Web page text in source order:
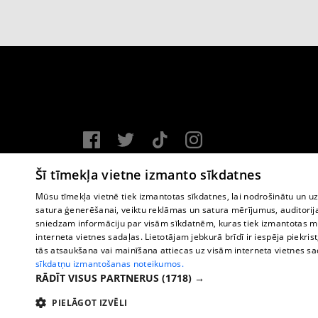
Vortal assistance service: e-mail -
Copyright © 2004-2026 SIA HELIO MEDIA.
All rights reserved.
Šī tīmekļa vietne izmanto sīkdatnes
Mūsu tīmekļa vietnē tiek izmantotas sīkdatnes, lai nodrošinātu un
satura ģenerēšanai, veiktu reklāmas un satura mērījumus,
sniedzam informāciju par visām sīkdatnēm, kuras tiek izmantotas
interneta vietnes sadaļas. Lietotājam jebkurā brīdī ir iespēja
tās atsaukšana vai mainīšana attiecas uz visām interneta vietnes
sīkdatņu izmantošanas noteikumos.
RĀDĪT VISUS PARTNERUS (1718) →
PIELĀGOT IZVĒLI